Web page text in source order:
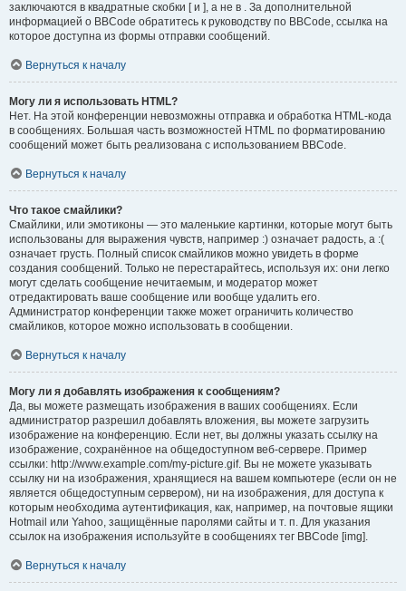
заключаются в квадратные скобки [ и ], а не в . За дополнительной
информацией о BBCode обратитесь к руководству по BBCode, ссылка на
которое доступна из формы отправки сообщений.
Вернуться к началу
Могу ли я использовать HTML?
Нет. На этой конференции невозможны отправка и обработка HTML-кода
в сообщениях. Большая часть возможностей HTML по форматированию
сообщений может быть реализована с использованием BBCode.
Вернуться к началу
Что такое смайлики?
Смайлики, или эмотиконы — это маленькие картинки, которые могут быть
использованы для выражения чувств, например :) означает радость, а :(
означает грусть. Полный список смайликов можно увидеть в форме
создания сообщений. Только не перестарайтесь, используя их: они легко
могут сделать сообщение нечитаемым, и модератор может
отредактировать ваше сообщение или вообще удалить его.
Администратор конференции также может ограничить количество
смайликов, которое можно использовать в сообщении.
Вернуться к началу
Могу ли я добавлять изображения к сообщениям?
Да, вы можете размещать изображения в ваших сообщениях. Если
администратор разрешил добавлять вложения, вы можете загрузить
изображение на конференцию. Если нет, вы должны указать ссылку на
изображение, сохранённое на общедоступном веб-сервере. Пример
ссылки: http://www.example.com/my-picture.gif. Вы не можете указывать
ссылку ни на изображения, хранящиеся на вашем компьютере (если он не
является общедоступным сервером), ни на изображения, для доступа к
которым необходима аутентификация, как, например, на почтовые ящики
Hotmail или Yahoo, защищённые паролями сайты и т. п. Для указания
ссылок на изображения используйте в сообщениях тег BBCode [img].
Вернуться к началу